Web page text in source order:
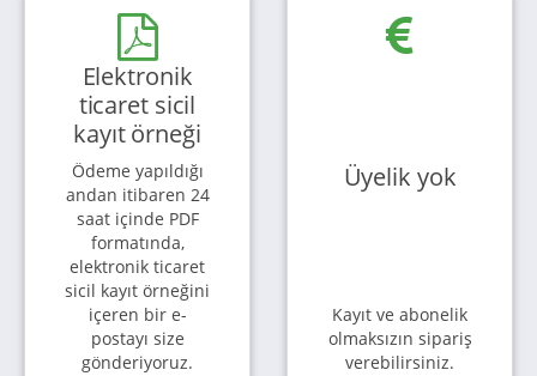
Elektronik
ticaret sicil
kayıt örneği
Ödeme yapıldığı
andan itibaren 24
saat içinde PDF
formatında,
elektronik ticaret
sicil kayıt örneğini
içeren bir e-
postayı size
gönderiyoruz.
Üyelik yok
Kayıt ve abonelik
olmaksızın sipariş
verebilirsiniz.